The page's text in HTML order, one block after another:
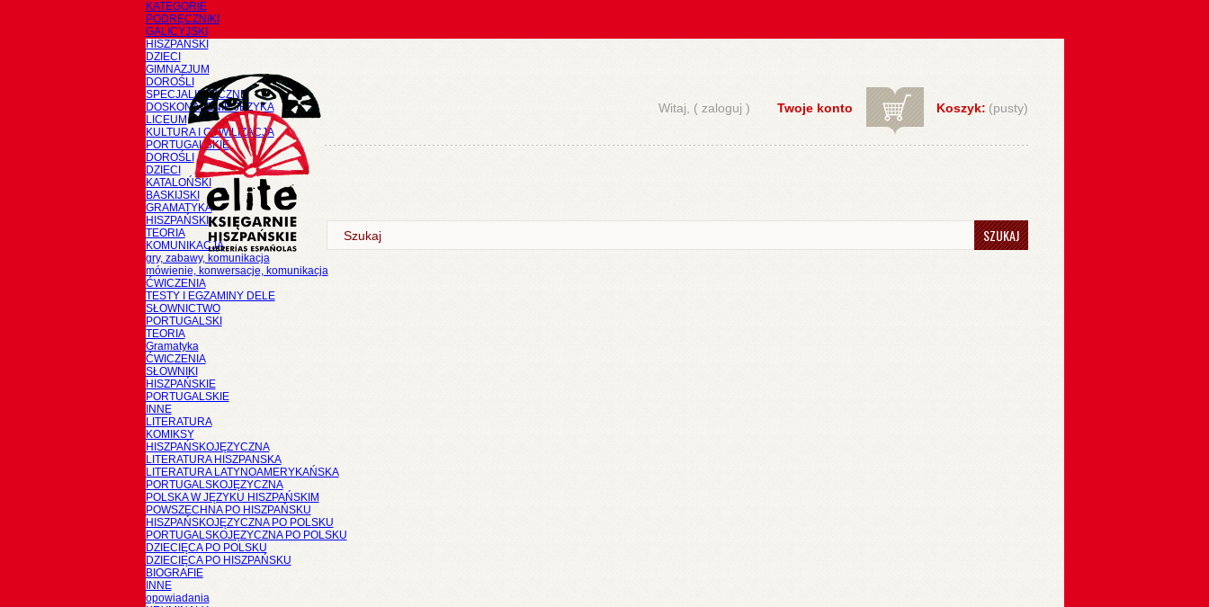
KATEGORIE
PODRĘCZNIKI
GALICYJSKI
HISZPAŃSKI
DZIECI
GIMNAZJUM
DOROŚLI
SPECJALISTYCZNE
DOSKONALENIE JĘZYKA
LICEUM
KULTURA I CYWILIZACJA
PORTUGALSKIE
DOROŚLI
DZIECI
KATALOŃSKI
BASKIJSKI
GRAMATYKA
HISZPAŃSKI
TEORIA
KOMUNIKACJA
gry, zabawy, komunikacja
mówienie, konwersacje, komunikacja
ĆWICZENIA
TESTY I EGZAMINY DELE
SŁOWNICTWO
PORTUGALSKI
TEORIA
Gramatyka
ĆWICZENIA
SŁOWNIKI
HISZPAŃSKIE
PORTUGALSKIE
INNE
LITERATURA
KOMIKSY
HISZPAŃSKOJĘZYCZNA
LITERATURA HISZPANSKA
LITERATURA LATYNOAMERYKAŃSKA
PORTUGALSKOJĘZYCZNA
POLSKA W JĘZYKU HISZPAŃSKIM
POWSZECHNA PO HISZPAŃSKU
HISZPAŃSKOJĘZYCZNA PO POLSKU
PORTUGALSKOJĘZYCZNA PO POLSKU
DZIECIĘCA PO POLSKU
DZIECIĘCA PO HISZPAŃSKU
BIOGRAFIE
INNE
opowiadania
Koszyk: (pusty)
Twoje konto
Witaj, ( zaloguj )
SZUKAJ